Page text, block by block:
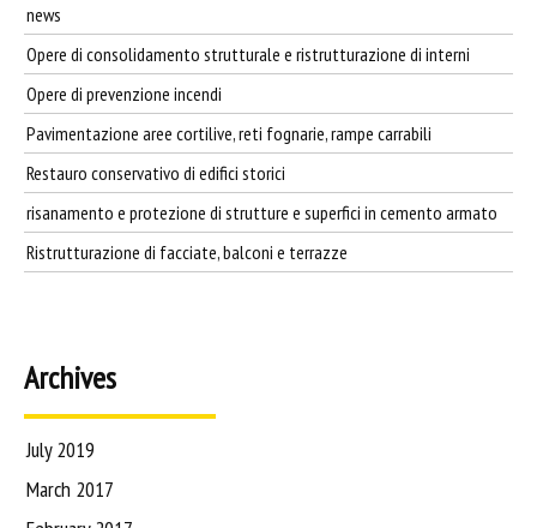
news
Opere di consolidamento strutturale e ristrutturazione di interni
Opere di prevenzione incendi
Pavimentazione aree cortilive, reti fognarie, rampe carrabili
Restauro conservativo di edifici storici
risanamento e protezione di strutture e superfici in cemento armato
Ristrutturazione di facciate, balconi e terrazze
Archives
July 2019
March 2017